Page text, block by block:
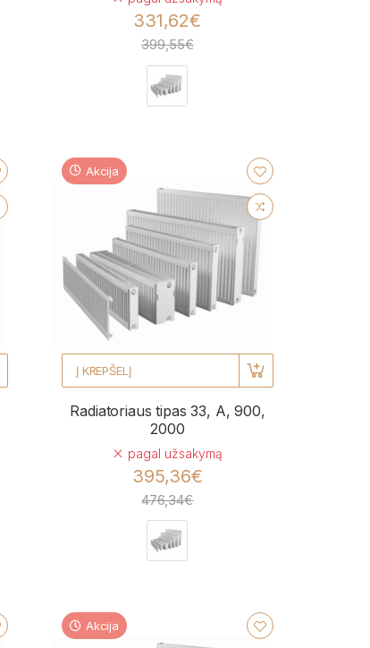
331,62€
399,55€
Akcija
Į KREPŠELĮ
Radiatoriaus tipas 33, A, 900,
2000
pagal užsakymą
395,36€
476,34€
Akcija